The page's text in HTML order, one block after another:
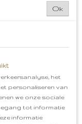
Ok
het
personaliseren van
we onze sociale
tot informatie
informatie